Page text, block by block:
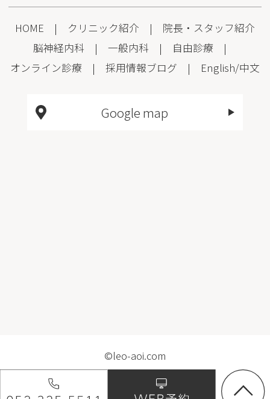
HOME | クリニック紹介 | 院長・スタッフ紹介
脳神経内科 | 一般内科 | 自由診療 |
オンライン診療 | 採用情報ブログ | English/中文
Google map
©leo-aoi.com